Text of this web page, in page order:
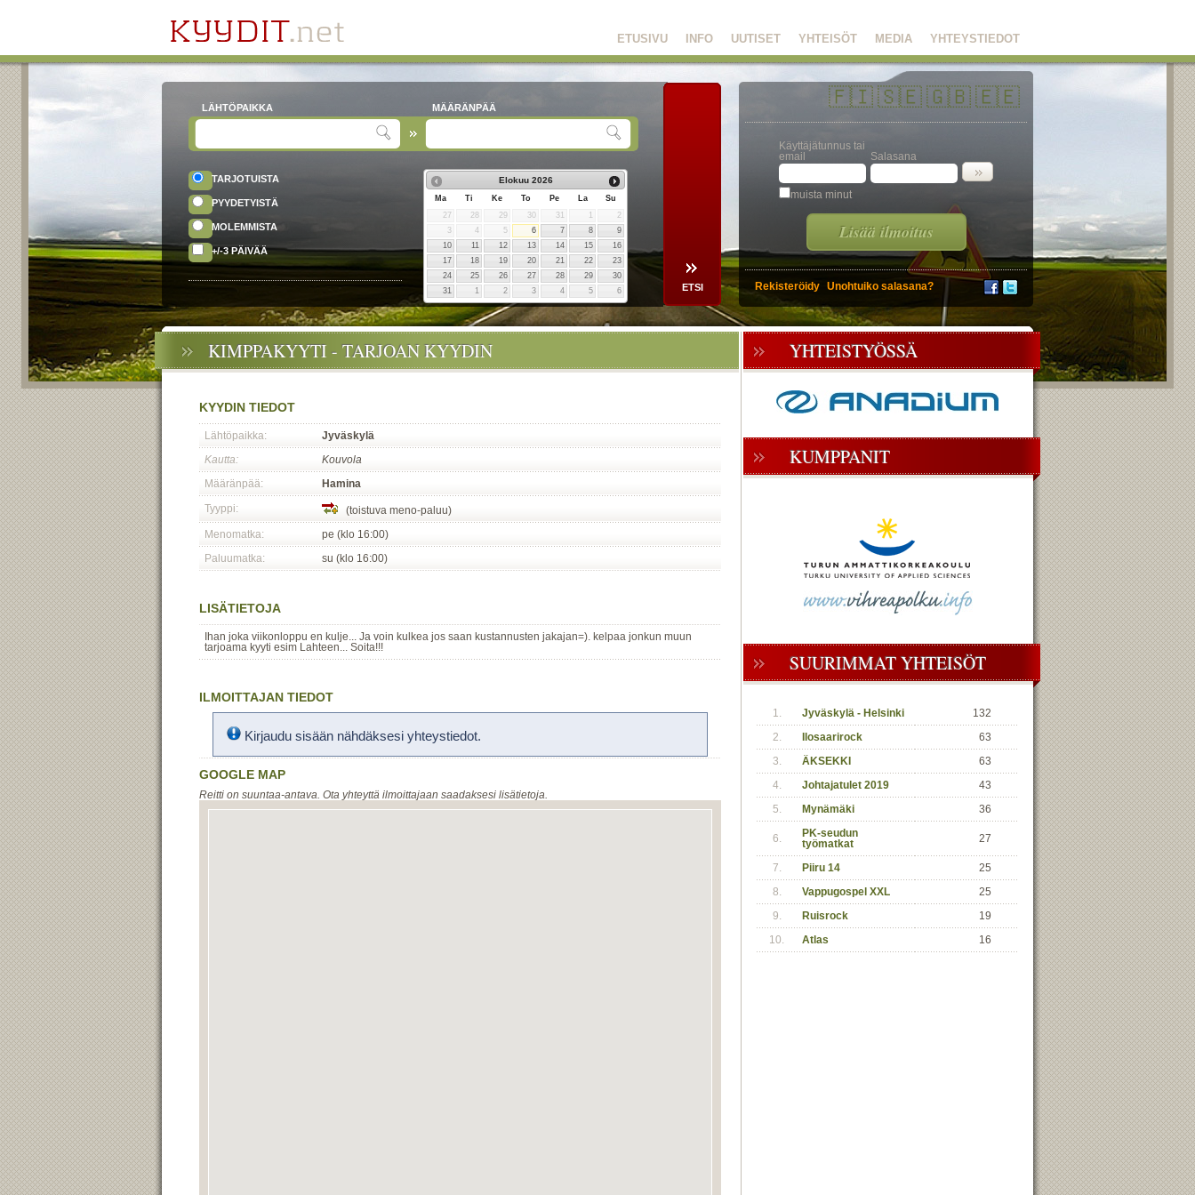
YHTEYSTIEDOT
MEDIA
YHTEISÖT
UUTISET
INFO
ETUSIVU
LÄHTÖPAIKKA MÄÄRÄNPÄÄ
TARJOTUISTA
PYYDETYISTÄ
MOLEMMISTA
+/-3 PÄIVÄÄ
Elokuu 2026
Ma Ti Ke To Pe La
Su
27
28 29 30 31
2
3
4 5 6 7 8
9
10
11 12 13 14 15
16
17
18 19 20 21 22
23
24
25 26 27 28 29
30
31
1 2 3 4 5 6
🇫🇮🇸🇪🇬🇧🇪🇪
Käyttäjätunnus tai
email
Salasana
muista minut
Lisää ilmoitus
Rekisteröidy Unohtuiko salasana?
KIMPPAKYYTI - TARJOAN KYYDIN
KYYDIN TIEDOT
Lähtöpaikka:
Jyväskylä
Kautta:
Kouvola
Määränpää:
Hamina
Tyyppi:
(toistuva meno-paluu)
Menomatka:
pe (klo 16:00)
Paluumatka:
su (klo 16:00)
LISÄTIETOJA
Ihan joka viikonloppu en kulje... Ja voin kulkea jos saan kustannusten jakajan=). kelpaa jonkun muun
tarjoama kyyti esim Lahteen... Soita!!!
ILMOITTAJAN TIEDOT
Kirjaudu sisään nähdäksesi yhteystiedot.
GOOGLE MAP
Reitti on suuntaa-antava. Ota yhteyttä ilmoittajaan saadaksesi lisätietoja.
YHTEISTYÖSSÄ
KUMPPANIT
SUURIMMAT YHTEISÖT
1. Jyväskylä - Helsinki
132
2.
Ilosaarirock
63
3.
ÄKSEKKI
63
4.
Johtajatulet 2019
43
5.
Mynämäki 36
6.
PK-seudun
työmatkat
27
7. Piiru 14
25
8.
Vappugospel XXL
25
9.
Ruisrock
19
10.
Atlas 16